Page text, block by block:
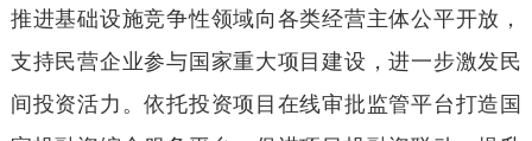
推进基础设施竞争性领域向各类经营主体公平开放，
支持民营企业参与国家重大项目建设，进一步激发民
间投资活力。依托投资项目在线审批监管平台打造国